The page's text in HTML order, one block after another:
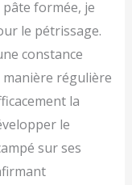
formée, je
le pétrissage.
constance
régulière
la
le
sur ses